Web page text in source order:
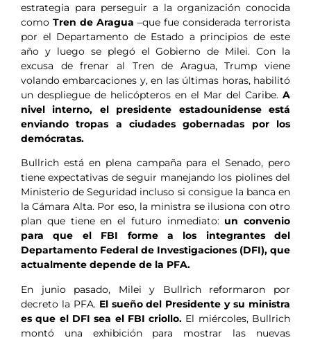
estrategia para perseguir a la organización conocida
como Tren de Aragua –que fue considerada terrorista
por el Departamento de Estado a principios de este
año y luego se plegó el Gobierno de Milei. Con la
excusa de frenar al Tren de Aragua, Trump viene
volando embarcaciones y, en las últimas horas, habilitó
un despliegue de helicópteros en el Mar del Caribe. A
nivel interno, el presidente estadounidense está
enviando tropas a ciudades gobernadas por los
demócratas.
Bullrich está en plena campaña para el Senado, pero
tiene expectativas de seguir manejando los piolines del
Ministerio de Seguridad incluso si consigue la banca en
la Cámara Alta. Por eso, la ministra se ilusiona con otro
plan que tiene en el futuro inmediato: un convenio
para que el FBI forme a los integrantes del
Departamento Federal de Investigaciones (DFI), que
actualmente depende de la PFA.
En junio pasado, Milei y Bullrich reformaron por
decreto la PFA. El sueño del Presidente y su ministra
es que el DFI sea el FBI criollo. El miércoles, Bullrich
montó una exhibición para mostrar las nuevas